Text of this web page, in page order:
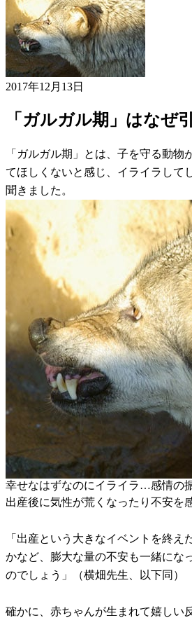
2017年12月13日
「ガルガル期」はなぜ
「ガルガル期」とは、子を守る動
てほしくないと感じ、イライラして
聞きました。
幸せなはずなのにイライラ…感情の
出産後に気性が荒くなったり不安を
「出産という大きなイベントを終
かなど、膨大な量の不安も一緒にな
のでしょう」（横畑先生、以下同）
確かに、赤ちゃんが生まれて嬉しい